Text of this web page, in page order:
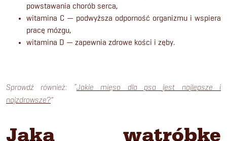
powstawania chorób serca,
witamina C — podwyższa odporność organizmu i wspiera
pracę mózgu,
witamina D — zapewnia zdrowe kości i zęby.
Sprawdź również: “Jakie mięso dla psa jest najlepsze i
najzdrowsze?”
Jaką wątróbkę